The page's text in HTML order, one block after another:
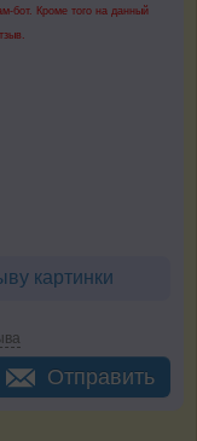
бот. Кроме того на данный
картинки
Отправить